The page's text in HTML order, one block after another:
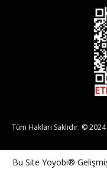
Tüm Hakları Saklıdır. © 2024
Bu Site Yoyobi®